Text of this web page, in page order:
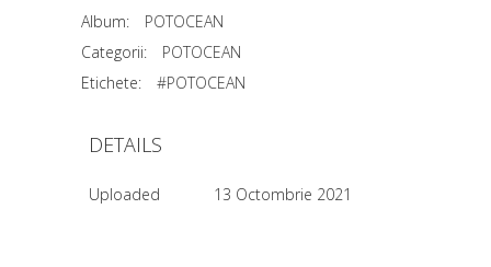
Album:
POTOCEAN
Categorii:
POTOCEAN
Etichete:
#POTOCEAN
DETAILS
Uploaded 13 Octombrie 2021